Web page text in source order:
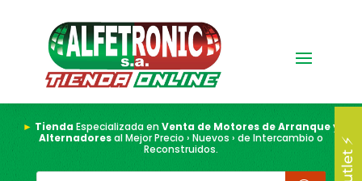
► TiendaEspecializada enVenta de Motores de Arranque y
Alternadoresal Mejor Precio › Nuevos › de Intercambio o
Reconstruidos.
Búsqueda